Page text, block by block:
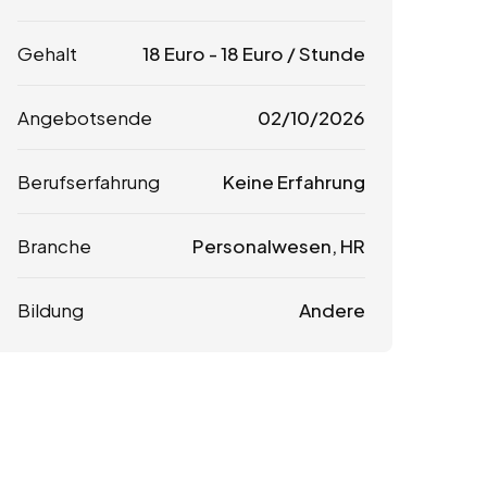
Gehalt 18 Euro -18 Euro / Stunde
Angebotsende 02/10/2026
Berufserfahrung Keine Erfahrung
Branche Personalwesen, HR
Bildung Andere